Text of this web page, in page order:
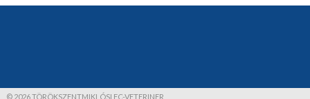
© 2026 TÖRÖKSZENTMIKLÓSI FC-VETERINER